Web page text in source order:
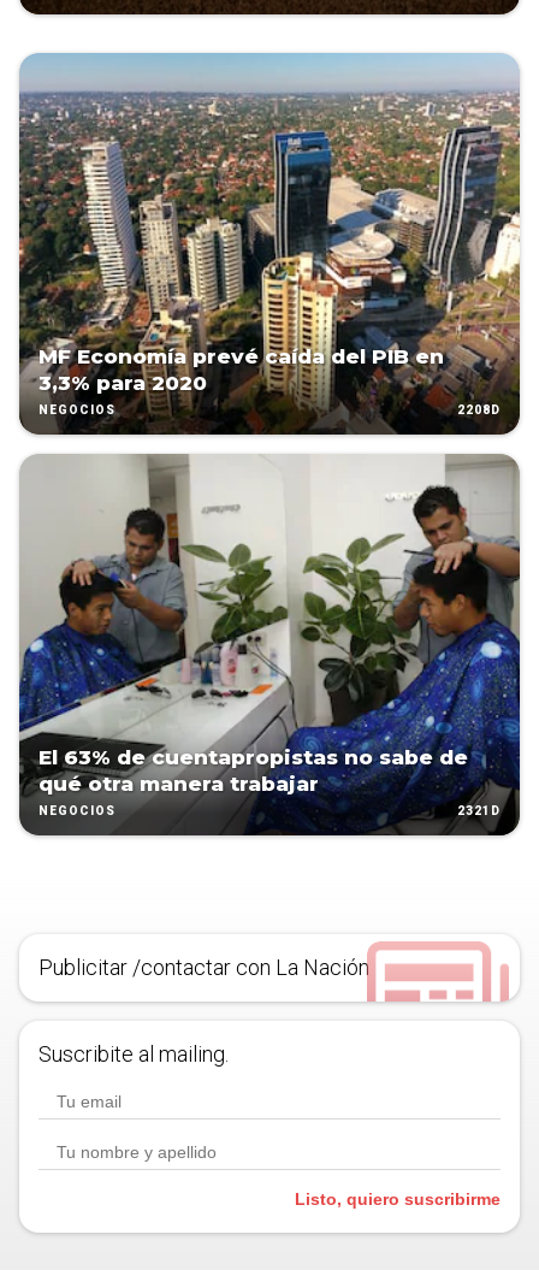
MF Economía prevé caída del PIB en
3,3% para 2020
NEGOCIOS 2208D
El 63% de cuentapropistas no sabe de
qué otra manera trabajar
NEGOCIOS 2321D
Publicitar /contactar con La Nación
Suscribite al mailing.
Listo, quiero suscribirme